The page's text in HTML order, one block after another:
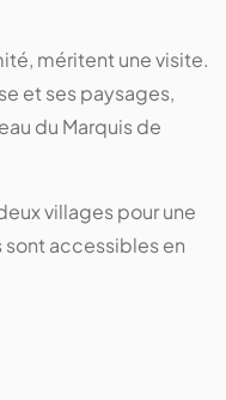
méritent une visite.
et ses paysages,
du Marquis de
villages pour une
sont accessibles en